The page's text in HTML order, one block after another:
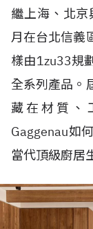
繼上海、北
月在台北信義
樣由1zu33規
全系列產品。
藏在材質、
Gaggenau如
當代頂級廚居